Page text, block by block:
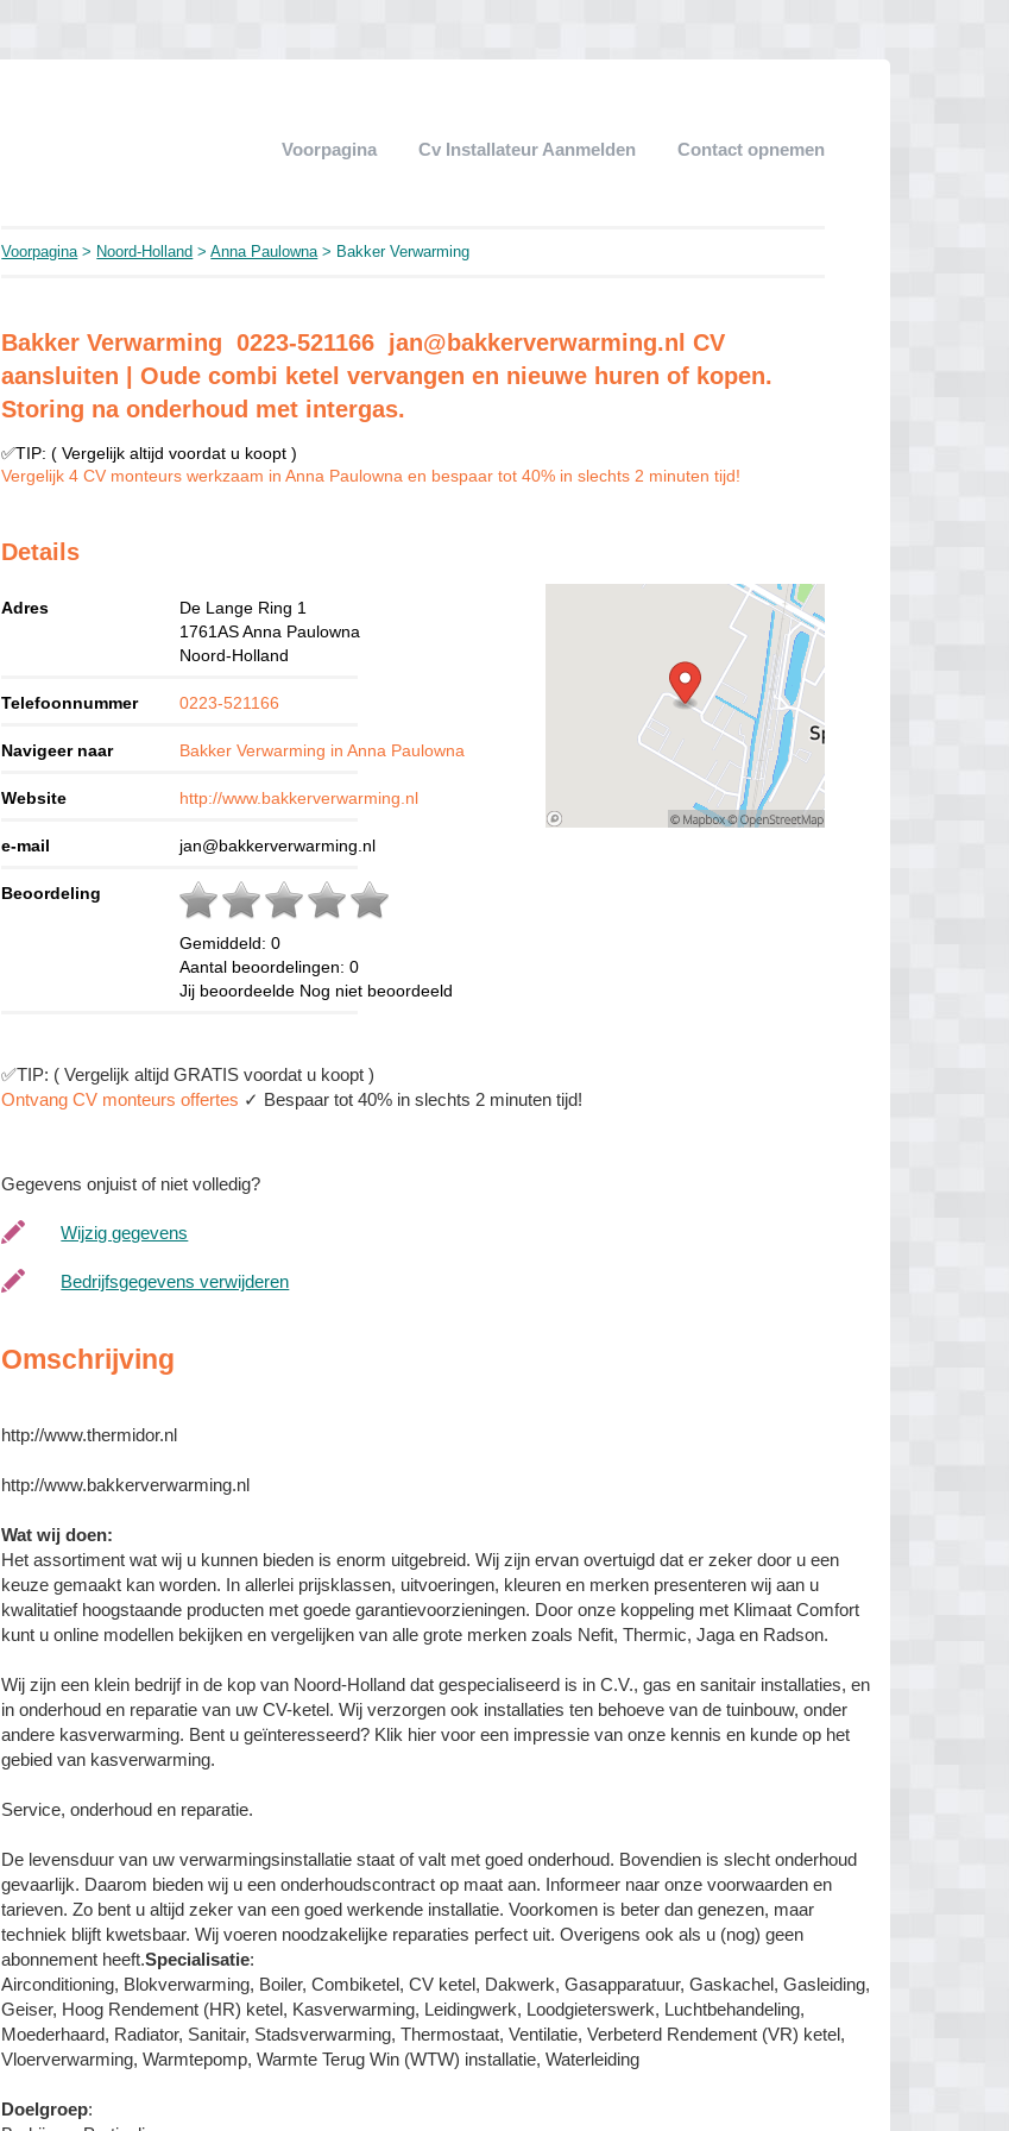
Voorpagina Cv Installateur Aanmelden Contact opnemen
Voorpagina> Noord-Holland >Anna Paulowna> Bakker Verwarming
Bakker Verwarming 0223-521166 jan@bakkerverwarming.nl CV
aansluiten | Oude combi ketel vervangen en nieuwe huren of kopen.
Storing na onderhoud met intergas.
✅TIP: ( Vergelijk altijd voordat u koopt )
Vergelijk 4 CV monteurs werkzaam in Anna Paulowna en bespaar tot 40% in slechts 2 minuten tijd!
Details
Adres
De Lange Ring 1
1761AS Anna Paulowna
Noord-Holland
Telefoonnummer 0223-521166
Navigeer naar Bakker Verwarming in Anna Paulowna
Website http://www.bakkerverwarming.nl
e-mail jan@bakkerverwarming.nl
Beoordeling
Gemiddeld:0
Aantal beoordelingen:0
Jij beoordeelde Nog niet beoordeeld
✅TIP: ( Vergelijk altijd GRATIS voordat u koopt )
Ontvang CV monteurs offertes ✓ Bespaar tot 40% in slechts 2 minuten tijd!
Gegevens onjuist of niet volledig?
Wijzig gegevens
Bedrijfsgegevens verwijderen
Omschrijving
http://www.thermidor.nl
http://www.bakkerverwarming.nl
Wat wij doen:
Het assortiment wat wij u kunnen bieden is enorm uitgebreid. Wij zijn ervan overtuigd dat er zeker door u een
keuze gemaakt kan worden. In allerlei prijsklassen, uitvoeringen, kleuren en merken presenteren wij aan u
kwalitatief hoogstaande producten met goede garantievoorzieningen. Door onze koppeling met Klimaat Comfort
kunt u online modellen bekijken en vergelijken van alle grote merken zoals Nefit, Thermic, Jaga en Radson.
Wij zijn een klein bedrijf in de kop van Noord-Holland dat gespecialiseerd is in C.V., gas en sanitair installaties, en
in onderhoud en reparatie van uw CV-ketel. Wij verzorgen ook installaties ten behoeve van de tuinbouw, onder
andere kasverwarming. Bent u geïnteresseerd? Klik hier voor een impressie van onze kennis en kunde op het
gebied van kasverwarming.
Service, onderhoud en reparatie.
De levensduur van uw verwarmingsinstallatie staat of valt met goed onderhoud. Bovendien is slecht onderhoud
gevaarlijk. Daarom bieden wij u een onderhoudscontract op maat aan. Informeer naar onze voorwaarden en
tarieven. Zo bent u altijd zeker van een goed werkende installatie. Voorkomen is beter dan genezen, maar
techniek blijft kwetsbaar. Wij voeren noodzakelijke reparaties perfect uit. Overigens ook als u (nog) geen
abonnement heeft.Specialisatie:
Airconditioning, Blokverwarming, Boiler, Combiketel, CV ketel, Dakwerk, Gasapparatuur, Gaskachel, Gasleiding,
Geiser, Hoog Rendement (HR) ketel, Kasverwarming, Leidingwerk, Loodgieterswerk, Luchtbehandeling,
Moederhaard, Radiator, Sanitair, Stadsverwarming, Thermostaat, Ventilatie, Verbeterd Rendement (VR) ketel,
Vloerverwarming, Warmtepomp, Warmte Terug Win (WTW) installatie, Waterleiding
Doelgroep: